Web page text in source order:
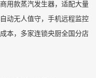
用款蒸汽发生器，适配大量
动无人值守，手机远程监控
本，多家连锁央厨全国分店